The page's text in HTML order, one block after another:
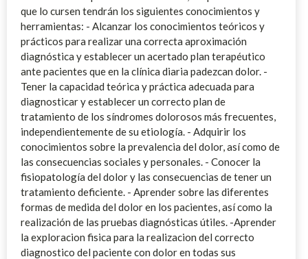
que lo cursen tendrán los siguientes conocimientos y
herramientas: - Alcanzar los conocimientos teóricos y
prácticos para realizar una correcta aproximación
diagnóstica y establecer un acertado plan terapéutico
ante pacientes que en la clínica diaria padezcan dolor. -
Tener la capacidad teórica y práctica adecuada para
diagnosticar y establecer un correcto plan de
tratamiento de los síndromes dolorosos más frecuentes,
independientemente de su etiología. - Adquirir los
conocimientos sobre la prevalencia del dolor, así como de
las consecuencias sociales y personales. - Conocer la
fisiopatología del dolor y las consecuencias de tener un
tratamiento deficiente. - Aprender sobre las diferentes
formas de medida del dolor en los pacientes, así como la
realización de las pruebas diagnósticas útiles. -Aprender
la exploracion fisica para la realizacion del correcto
diagnostico del paciente con dolor en todas sus